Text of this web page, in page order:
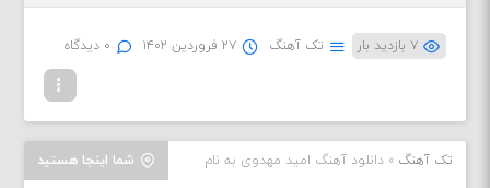
۷ بازدید بار تک آهنگ ۲۷ فروردین ۱۴۰۲ ۰ دیدگاه
شما اینجا هستید تک آهنگ »دانلود آهنگ امید مهدوی به نام